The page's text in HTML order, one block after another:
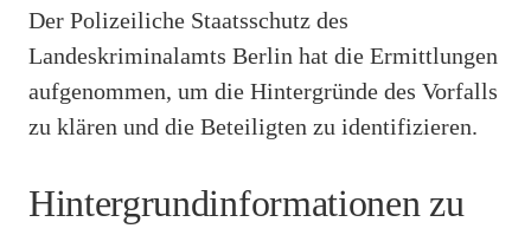
Der Polizeiliche Staatsschutz des
Landeskriminalamts Berlin hat die Ermittlungen
aufgenommen, um die Hintergründe des Vorfalls
zu klären und die Beteiligten zu identifizieren.
Hintergrundinformationen zu